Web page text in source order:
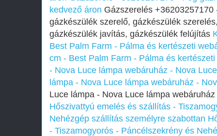
kedvező áron Gázszerelés
gázkészülék szerelő, gázkészülék
gázkészülék javítás, gázkészülék felújítás
Best Palm Farm - Pálma és kertészeti
cm - Best Palm Farm - Pálma és
- Nova Luce lámpa webáruház - Nova
lámpa - Nova Luce lámpa webáruház -
Luce lámpa - Nova Luce lámpa
Hőszivattyú emelés és szállítás -
Nehézgép szállítás személyre szabottan
- Tiszamogyorós - Páncélszekrény és